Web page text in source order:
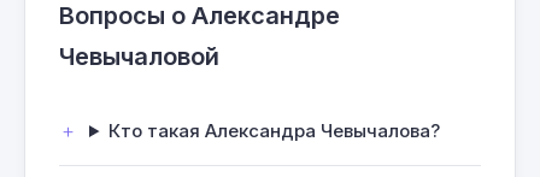
Вопросы о Александре
Чевычаловой
Кто такая Александра Чевычалова?